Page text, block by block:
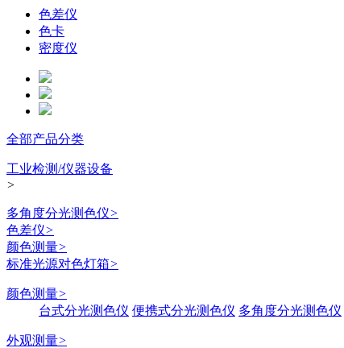
色差仪
色卡
密度仪
全部产品分类
工业检测/仪器设备
>
多角度分光测色仪>
色差仪>
颜色测量>
标准光源对色灯箱>
颜色测量>
台式分光测色仪 便携式分光测色仪 多角度分光测色仪
外观测量>